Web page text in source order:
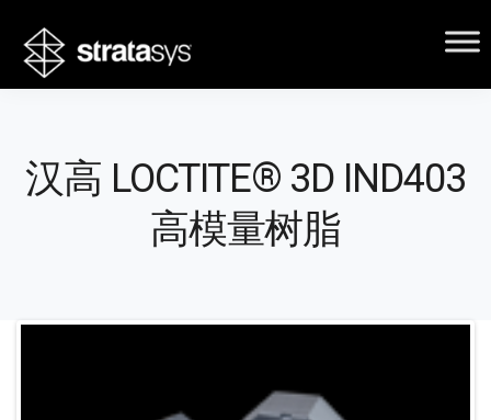
汉高 LOCTITE® 3D IND403
高模量树脂